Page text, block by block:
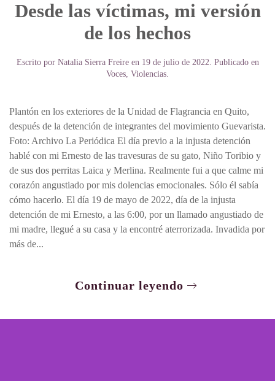
Desde las víctimas, mi versión
de los hechos
Escrito por Natalia Sierra Freireen 19 de julio de 2022. Publicado en
Voces, Violencias.
Plantón en los exteriores de la Unidad de Flagrancia en Quito,
después de la detención de integrantes del movimiento Guevarista.
Foto: Archivo La Periódica El día previo a la injusta detención
hablé con mi Ernesto de las travesuras de su gato, Niño Toribio y
de sus dos perritas Laica y Merlina. Realmente fui a que calme mi
corazón angustiado por mis dolencias emocionales. Sólo él sabía
cómo hacerlo. El día 19 de mayo de 2022, día de la injusta
detención de mi Ernesto, a las 6:00, por un llamado angustiado de
mi madre, llegué a su casa y la encontré aterrorizada. Invadida por
más de...
Continuar leyendo